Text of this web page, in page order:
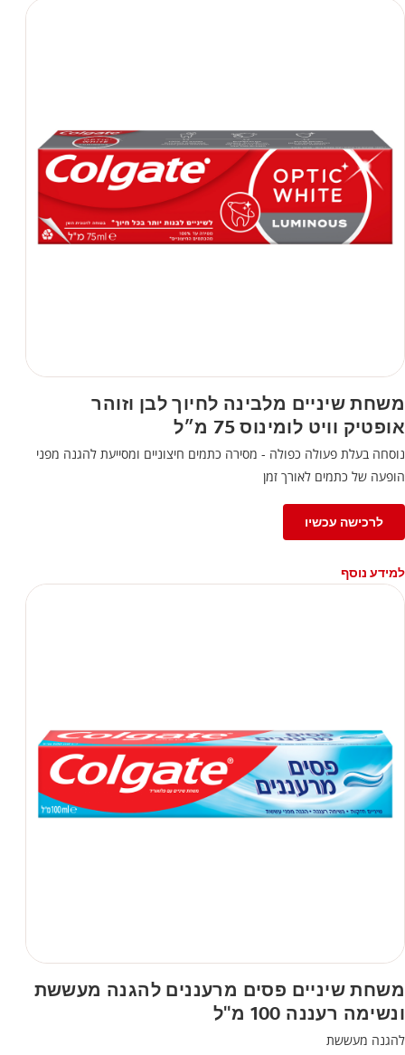
משחת שיניים מלבינה לחיוך לבן וזוהר
אופטיק וויט לומינוס 75 מ״ל
נוסחה בעלת פעולה כפולה - מסירה כתמים חיצוניים ומסייעת להגנה מפני
הופעה של כתמים לאורך זמן
לרכישה עכשיו
למידע נוסף
משחת שיניים פסים מרעננים להגנה מעששת
ונשימה רעננה 100 מ"ל
להגנה מעששת